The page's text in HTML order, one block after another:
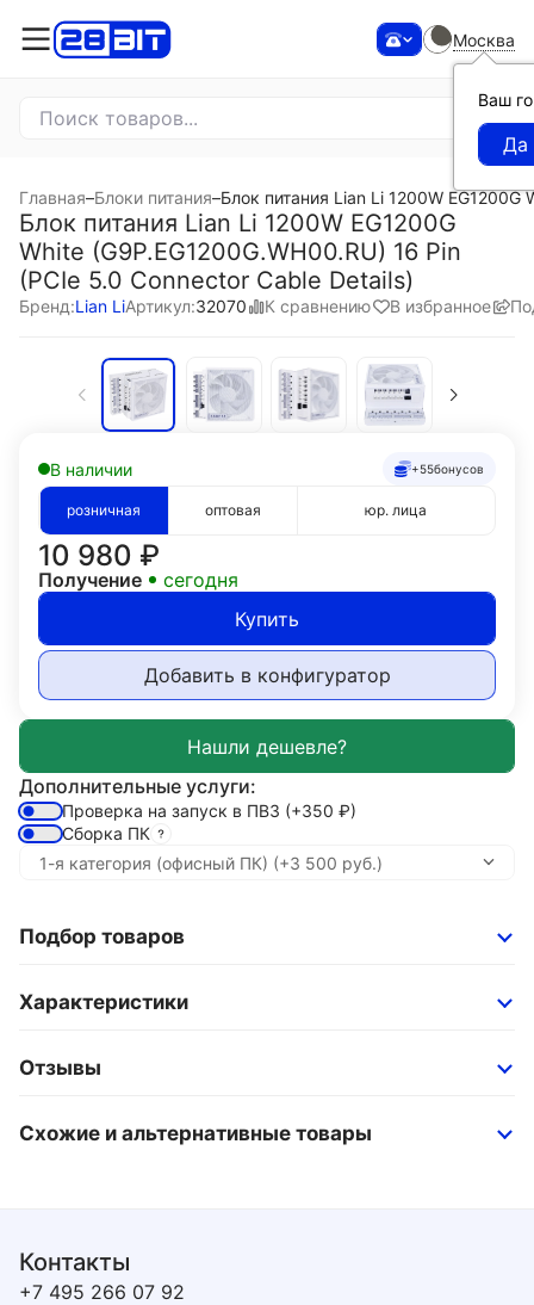
Москва
Ваш
Главная–Блоки питания–Блок питания Lian Li 1200W
Блок питания Lian Li 1200W EG1200G
White (G9P.EG1200G.WH00.RU) 16 Pin
(PCIe 5.0 Connector Cable Details)
Бренд:Lian LiАртикул:32070 К сравнению В избранное
В наличии +55бонусов
розничная оптовая юр. лица
10 980 ₽
Получение
сегодня
Купить
Добавить в конфигуратор
Дополнительные услуги:
Проверка на запуск в ПВЗ (+350 ₽)
Сборка ПК
Подбор товаров
Характеристики
Отзывы
Схожие и альтернативные товары
Контакты
+7 495 266 07 92